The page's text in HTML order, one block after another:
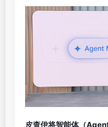
皮查伊将智能体（